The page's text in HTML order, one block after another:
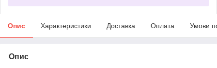
Опис Характеристики Доставка Оплата Умови
Опис